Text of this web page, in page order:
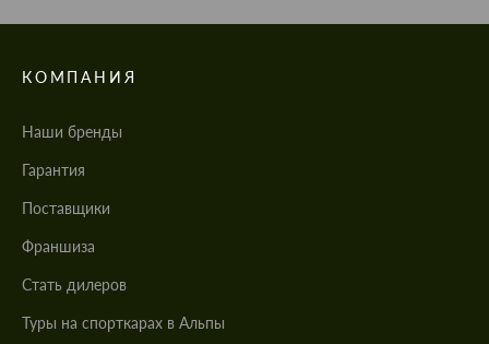
КОМПАНИЯ
Наши бренды
Гарантия
Поставщики
Франшиза
Стать дилеров
Туры на спорткарах в Альпы